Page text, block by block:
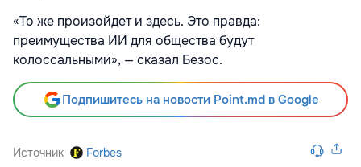
«То же произойдет и здесь. Это правда:
преимущества ИИ для общества будут
колоссальными», — сказал Безос.
Подпишитесь на новости Point.md в Google
Источник Forbes